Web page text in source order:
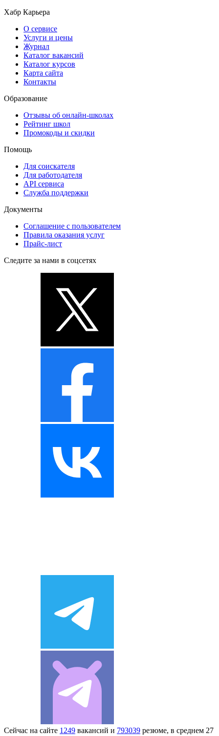
Хабр Карьера
О сервисе
Услуги и цены
Журнал
Каталог вакансий
Каталог курсов
Карта сайта
Контакты
Образование
Отзывы об онлайн-школах
Рейтинг школ
Промокоды и скидки
Помощь
Для соискателя
Для работодателя
API сервиса
Служба поддержки
Документы
Соглашение с пользователем
Правила оказания услуг
Прайс-лист
Следите за нами в соцсетях
Сейчас на сайте 1249 вакансий и 793039 резюме, в среднем 27